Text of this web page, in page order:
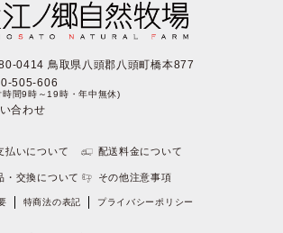
0414 鳥取県八頭郡八頭町橋本877
505-606
時間9時～19時・年中無休)
合わせ
払いについて 配送料金について
・交換について その他注意事項
特商法の表記 プライバシーポリシー